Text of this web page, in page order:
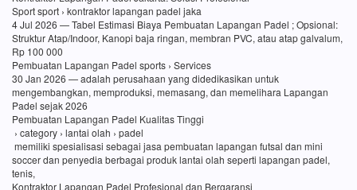
Sport sport › kontraktor lapangan padel jaka
4 Jul 2026 — Tabel Estimasi Biaya Pembuatan Lapangan Padel ; Opsional:
Struktur Atap/Indoor, Kanopi baja ringan, membran PVC, atau atap galvalum,
Rp 100 000
Pembuatan Lapangan Padel sports › Services
30 Jan 2026 — adalah perusahaan yang didedikasikan untuk
mengembangkan, memproduksi, memasang, dan memelihara Lapangan
Padel sejak 2026
Pembuatan Lapangan Padel Kualitas Tinggi
› category › lantai olah › padel
memiliki spesialisasi sebagai jasa pembuatan lapangan futsal dan mini
soccer dan penyedia berbagai produk lantai olah seperti lapangan padel,
tenis,
Kontraktor Lapangan Padel Profesional dan Bergaransi